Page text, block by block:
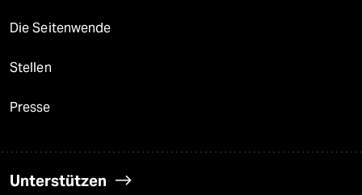
Die Seitenwende
Stellen
Presse
Unterstützen